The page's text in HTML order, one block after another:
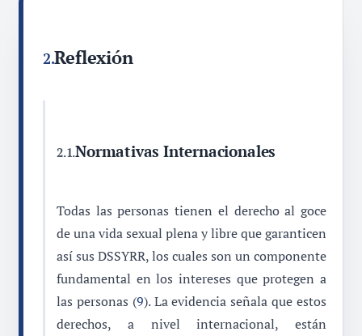
2.Reflexión
2.1.Normativas Internacionales
Todas las personas tienen el derecho al goce
de una vida sexual plena y libre que garanticen
así sus DSSYRR, los cuales son un componente
fundamental en los intereses que protegen a
las personas (9). La evidencia señala que estos
derechos, a nivel internacional, están